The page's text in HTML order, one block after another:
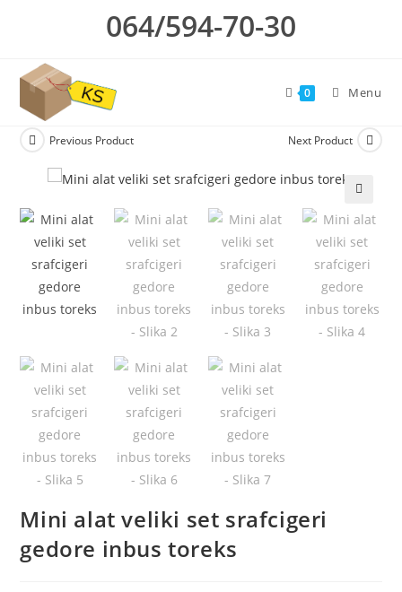
064/594-70-30
0 Menu
Previous Product Next Product
🔍
Mini alat veliki set srafcigeri
gedore inbus toreks